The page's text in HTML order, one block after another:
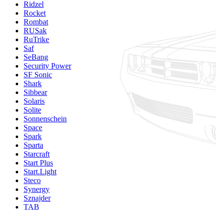
Ridzel
Rocket
Rombat
RUSak
RuTrike
Saf
SeBang
Security Power
SF Sonic
Shark
Sibbear
Solaris
Solite
Sonnenschein
Space
Spark
Sparta
Starcraft
Start Plus
Start.Light
Steco
Synergy
Sznajder
TAB